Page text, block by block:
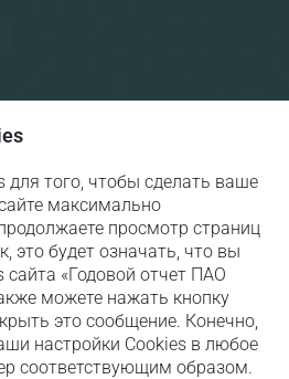
того, чтобы сделать ваше
максимально
просмотр страниц
это будет означать, что вы
сайта «Годовой отчет ПАО
можете нажать кнопку
это сообщение. Конечно,
настройки Cookies в любое
соответствующим образом.